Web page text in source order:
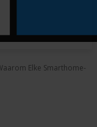
Elke Smarthome-